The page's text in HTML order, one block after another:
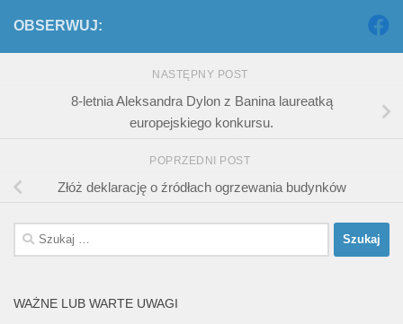
OBSERWUJ:
NASTĘPNY POST
8-letnia Aleksandra Dylon z Banina laureatką
europejskiego konkursu.
POPRZEDNI POST
Złóż deklarację o źródłach ogrzewania budynków
Szukaj:
WAŻNE LUB WARTE UWAGI